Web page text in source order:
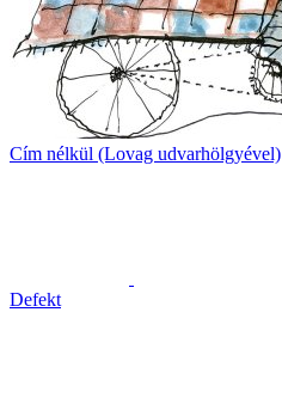
Cím nélkül (Lovag udvarhölgyével)
Defekt